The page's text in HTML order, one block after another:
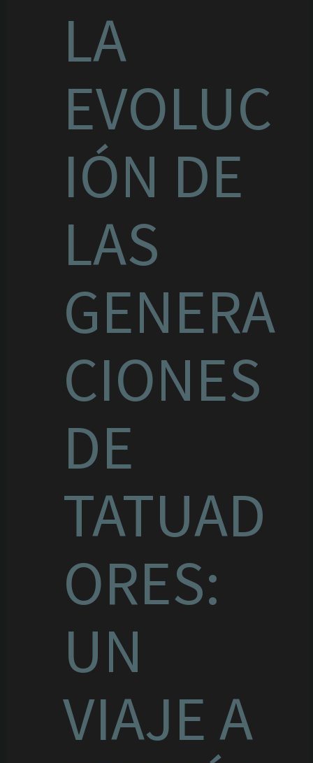
LA
EVOLUC
IÓN DE
LAS
GENERA
CIONES
DE
TATUAD
ORES:
UN
VIAJE A